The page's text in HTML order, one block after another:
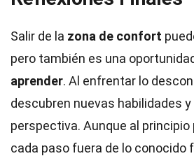
Salir de la zona de confort
pero también es una
aprender. Al enfrentar lo
descubren nuevas habilidades
perspectiva. Aunque al principio
cada paso fuera de lo conocido